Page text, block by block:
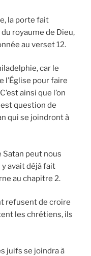
la porte fait
royaume de Dieu,
au verset 12.
car le
l’Église pour faire
ainsi que l’on
question de
qui se joindront à
Satan peut nous
avait déjà fait
au chapitre 2.
refusent de croire
les chrétiens, ils
juifs se joindra à